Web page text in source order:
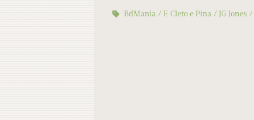
BdMania
F. Cleto e Pina JG Jones